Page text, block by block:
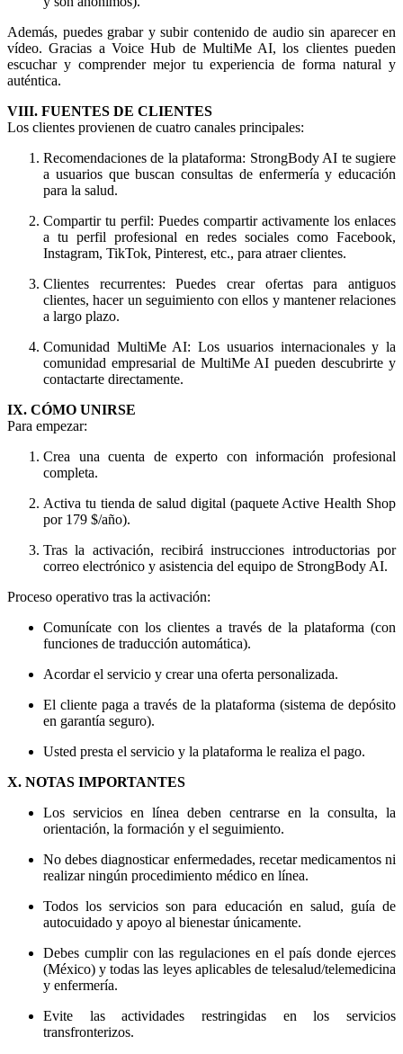
Además, puedes grabar y subir contenido de audio sin aparecer en
vídeo. Gracias a Voice Hub de MultiMe AI, los clientes pueden
escuchar y comprender mejor tu experiencia de forma natural y
auténtica.
VIII. FUENTES DE CLIENTES
Los clientes provienen de cuatro canales principales:
Recomendaciones de la plataforma: StrongBody AI te sugiere
a usuarios que buscan consultas de enfermería y educación
para la salud.
Compartir tu perfil: Puedes compartir activamente los enlaces
a tu perfil profesional en redes sociales como Facebook,
Instagram, TikTok, Pinterest, etc., para atraer clientes.
Clientes recurrentes: Puedes crear ofertas para antiguos
clientes, hacer un seguimiento con ellos y mantener relaciones
a largo plazo.
Comunidad MultiMe AI: Los usuarios internacionales y la
comunidad empresarial de MultiMe AI pueden descubrirte y
contactarte directamente.
IX. CÓMO UNIRSE
Para empezar:
Crea una cuenta de experto con información profesional
completa.
Activa tu tienda de salud digital (paquete Active Health Shop
por 179 $/año).
Tras la activación, recibirá instrucciones introductorias por
correo electrónico y asistencia del equipo de StrongBody AI.
Proceso operativo tras la activación:
Comunícate con los clientes a través de la plataforma (con
funciones de traducción automática).
Acordar el servicio y crear una oferta personalizada.
El cliente paga a través de la plataforma (sistema de depósito
en garantía seguro).
Usted presta el servicio y la plataforma le realiza el pago.
X. NOTAS IMPORTANTES
Los servicios en línea deben centrarse en la consulta, la
orientación, la formación y el seguimiento.
No debes diagnosticar enfermedades, recetar medicamentos ni
realizar ningún procedimiento médico en línea.
Todos los servicios son para educación en salud, guía de
autocuidado y apoyo al bienestar únicamente.
Debes cumplir con las regulaciones en el país donde ejerces
(México) y todas las leyes aplicables de telesalud/telemedicina
y enfermería.
Evite las actividades restringidas en los servicios
transfronterizos.